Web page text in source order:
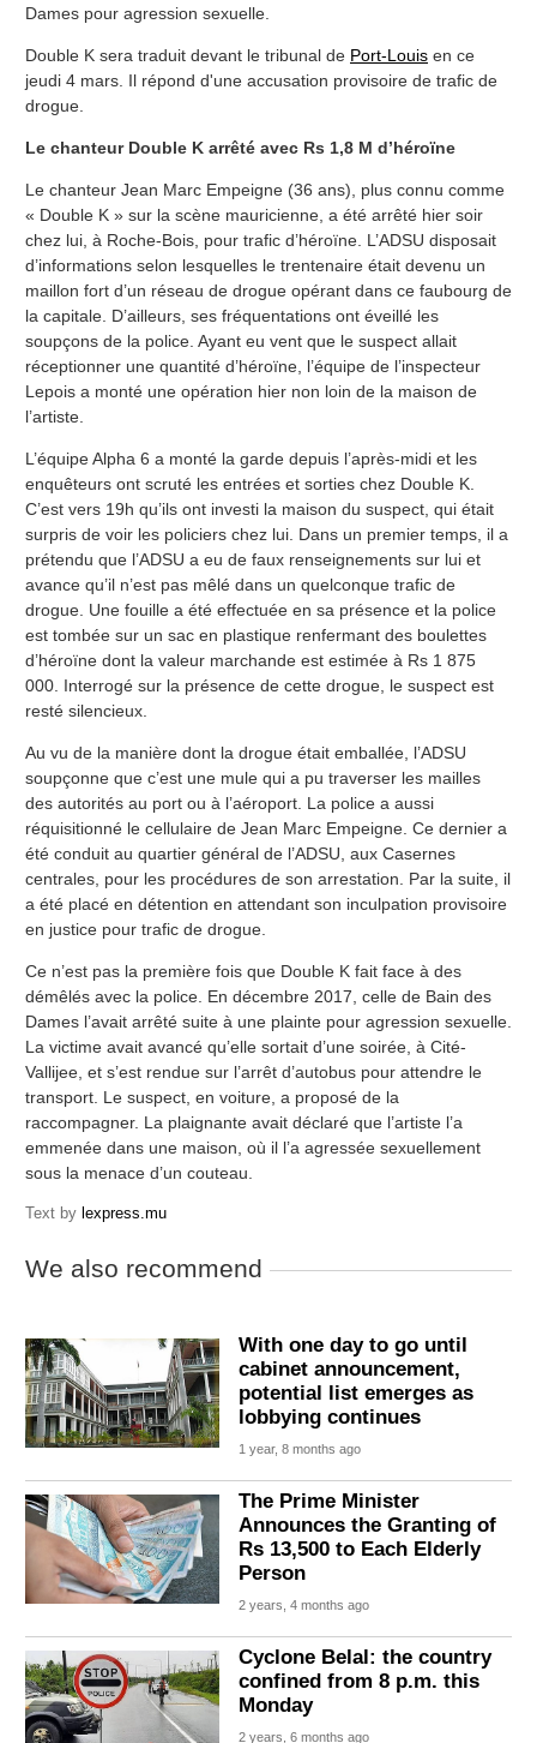
Dames pour agression sexuelle.
Double K sera traduit devant le tribunal de Port-Louis en ce
jeudi 4 mars. Il répond d'une accusation provisoire de trafic de
drogue.
Le chanteur Double K arrêté avec Rs 1,8 M d’héroïne
Le chanteur Jean Marc Empeigne (36 ans), plus connu comme
« Double K » sur la scène mauricienne, a été arrêté hier soir
chez lui, à Roche-Bois, pour trafic d’héroïne. L’ADSU disposait
d’informations selon lesquelles le trentenaire était devenu un
maillon fort d’un réseau de drogue opérant dans ce faubourg de
la capitale. D’ailleurs, ses fréquentations ont éveillé les
soupçons de la police. Ayant eu vent que le suspect allait
réceptionner une quantité d’héroïne, l’équipe de l’inspecteur
Lepois a monté une opération hier non loin de la maison de
l’artiste.
L’équipe Alpha 6 a monté la garde depuis l’après-midi et les
enquêteurs ont scruté les entrées et sorties chez Double K.
C’est vers 19h qu’ils ont investi la maison du suspect, qui était
surpris de voir les policiers chez lui. Dans un premier temps, il a
prétendu que l’ADSU a eu de faux renseignements sur lui et
avance qu’il n’est pas mêlé dans un quelconque trafic de
drogue. Une fouille a été effectuée en sa présence et la police
est tombée sur un sac en plastique renfermant des boulettes
d’héroïne dont la valeur marchande est estimée à Rs 1 875
000. Interrogé sur la présence de cette drogue, le suspect est
resté silencieux.
Au vu de la manière dont la drogue était emballée, l’ADSU
soupçonne que c’est une mule qui a pu traverser les mailles
des autorités au port ou à l’aéroport. La police a aussi
réquisitionné le cellulaire de Jean Marc Empeigne. Ce dernier a
été conduit au quartier général de l’ADSU, aux Casernes
centrales, pour les procédures de son arrestation. Par la suite, il
a été placé en détention en attendant son inculpation provisoire
en justice pour trafic de drogue.
Ce n’est pas la première fois que Double K fait face à des
démêlés avec la police. En décembre 2017, celle de Bain des
Dames l’avait arrêté suite à une plainte pour agression sexuelle.
La victime avait avancé qu’elle sortait d’une soirée, à Cité-
Vallijee, et s’est rendue sur l’arrêt d’autobus pour attendre le
transport. Le suspect, en voiture, a proposé de la
raccompagner. La plaignante avait déclaré que l’artiste l’a
emmenée dans une maison, où il l’a agressée sexuellement
sous la menace d’un couteau.
Text by lexpress.mu
We also recommend
With one day to go until
cabinet announcement,
potential list emerges as
lobbying continues
1 year, 8 months ago
The Prime Minister
Announces the Granting of
Rs 13,500 to Each Elderly
Person
2 years, 4 months ago
Cyclone Belal: the country
confined from 8 p.m. this
Monday
2 years, 6 months ago